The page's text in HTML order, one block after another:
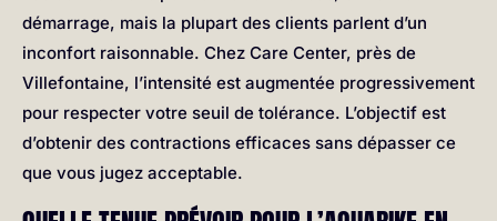
démarrage, mais la plupart des clients parlent d’un
inconfort raisonnable. Chez Care Center, près de
Villefontaine, l’intensité est augmentée progressivement
pour respecter votre seuil de tolérance. L’objectif est
d’obtenir des contractions efficaces sans dépasser ce
que vous jugez acceptable.